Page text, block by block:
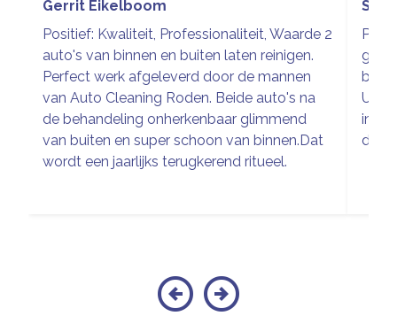
Gerrit Eikelboom
Positief: Kwaliteit, Professionaliteit, Waarde 2
auto's van binnen en buiten laten reinigen.
Perfect werk afgeleverd door de mannen
van Auto Cleaning Roden. Beide auto's na
de behandeling onherkenbaar glimmend
van buiten en super schoon van binnen.Dat
wordt een jaarlijks terugkerend ritueel.
de